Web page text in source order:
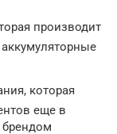
производит
которая
еще в
брендом